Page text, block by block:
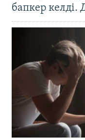
бапкер келді.